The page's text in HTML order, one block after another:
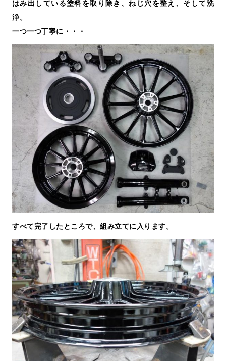
はみ出している塗料を取り除き、ねじ穴を整え、そして洗
浄。
一つ一つ丁寧に・・・
すべて完了したところで、組み立てに入ります。